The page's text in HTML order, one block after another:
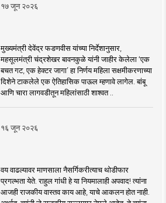
१७ जून २०२६
मुख्यमंत्री देवेंद्र फडणवीस यांच्या निर्देशानुसार,
महसूलमंत्री चंद्रशेखर बावनकुळे यांनी जाहीर केलेला ‘एक
बचत गट, एक हेक्टर जागा’ हा निर्णय महिला सक्षमीकरणाच्या
दिशेने टाकलेले एक ऐतिहासिक पाऊल म्हणावे लागेल. बांबू
आणि चारा लागवडीतून महिलांसाठी शाश्वत ..
१६ जून २०२६
वय वाढल्यावर माणसाला नैसर्गिकरीत्याच थोडीफार
प्रगल्भता येते. राहुल गांधी हे या नियमालाही अपवाद! त्यांना
आजही राजकीय वास्तव काय आहे, याचे आकलन होत नाही.